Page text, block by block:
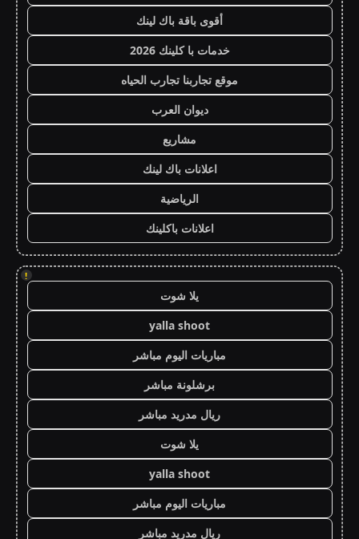
أقوى باقة باك لينك
خدمات با كلينك 2026
موقع تجاربنا تجارب الحياه
ديوان العرب
مشاريع
اعلانات باك لينك
الرياضية
اعلانات باكلينك
!
يلا شوت
yalla shoot
مباريات اليوم مباشر
برشلونة مباشر
ريال مدريد مباشر
يلا شوت
yalla shoot
مباريات اليوم مباشر
ريال مدريد مباشر